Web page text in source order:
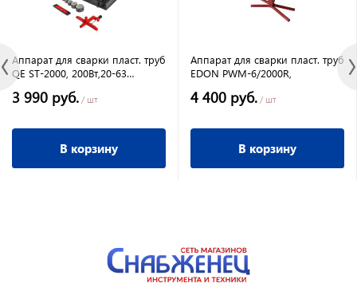
Аппарат для сварки пласт. труб
QE ST-2000, 200Вт,20-63
3 990 руб. / шт
В корзину
Аппарат для сварки пласт. труб
EDON PWM-6/2000R,
4 400 руб. / шт
В корзину